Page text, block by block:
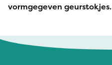
vormgegeven geurstokjes.